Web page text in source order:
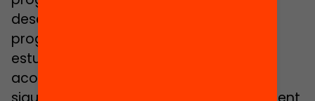
desenvolupen diferents estratègies i
programes d’orientació als seus
estudiants. Aquestes intervencions
acostumen a ser diverses, segons quin